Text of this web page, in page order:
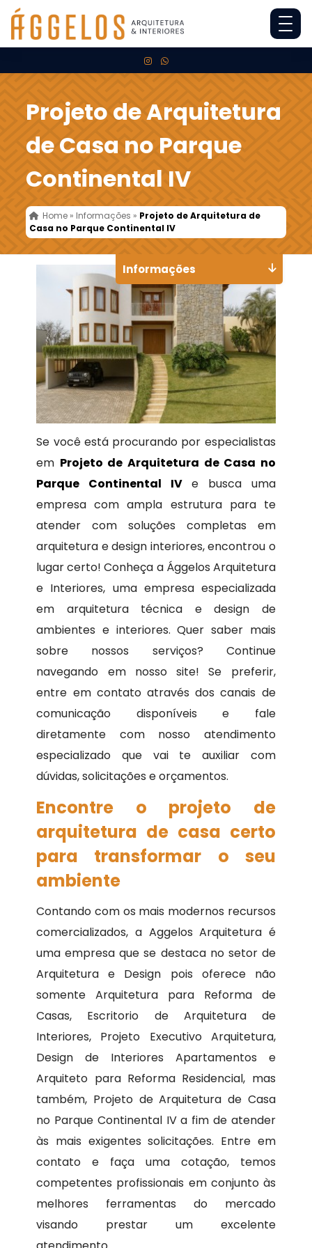
Projeto de Arquitetura
de Casa no Parque
Continental IV
Home » Informações » Projeto de Arquitetura de
Casa no Parque Continental IV
Se você está procurando por especialistas
em Projeto de Arquitetura de Casa no
Parque Continental IVe busca uma
empresa com ampla estrutura para te
atender com soluções completas em
arquitetura e design interiores, encontrou o
lugar certo! Conheça a Ággelos Arquitetura
e Interiores, uma empresa especializada
em arquitetura técnica e design de
ambientes e interiores. Quer saber mais
sobre nossos serviços? Continue
navegando em nosso site! Se preferir,
entre em contato através dos canais de
comunicação disponíveis e fale
diretamente com nosso atendimento
especializado que vai te auxiliar com
dúvidas, solicitações e orçamentos.
Encontre o projeto de
arquitetura de casa certo
para transformar o seu
ambiente
Contando com os mais modernos recursos
comercializados, a Aggelos Arquitetura é
uma empresa que se destaca no setor de
Arquitetura e Design pois oferece não
somente Arquitetura para Reforma de
Casas, Escritorio de Arquitetura de
Interiores, Projeto Executivo Arquitetura,
Design de Interiores Apartamentos e
Arquiteto para Reforma Residencial, mas
também, Projeto de Arquitetura de Casa
no Parque Continental IV a fim de atender
às mais exigentes solicitações. Entre em
contato e faça uma cotação, temos
competentes profissionais em conjunto às
melhores ferramentas do mercado
visando prestar um excelente
Informações